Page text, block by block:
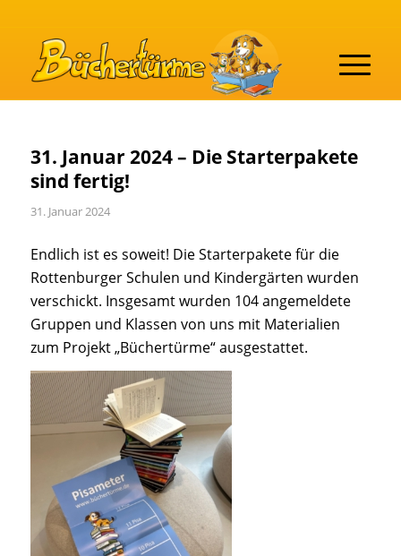
31. Januar 2024 – Die Starterpakete
sind fertig!
31. Januar 2024
Endlich ist es soweit! Die Starterpakete für die
Rottenburger Schulen und Kindergärten wurden
verschickt. Insgesamt wurden 104 angemeldete
Gruppen und Klassen von uns mit Materialien
zum Projekt „Büchertürme“ ausgestattet.